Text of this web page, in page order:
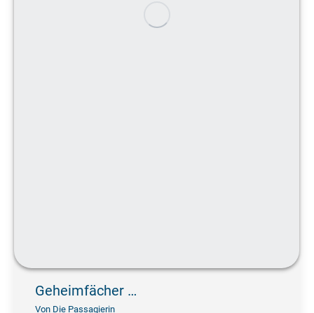
Geheimfächer …
Von Die Passagierin